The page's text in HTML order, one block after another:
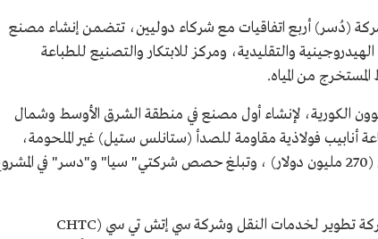
هـ/29 مارس 2022م، وقعت شركة (دُسر) أربع اتفاقيات مع شركاء دوليين، تتضمن إنشاء مصنع
والتقليدية، ومركز للابتكار والتصنيع للطباعة
من المياه.
الكورية، لإنشاء أول مصنع في منطقة الشرق الأوسط وشمال
أنابيب فولاذية مقاومة للصدأ (ستانلس ستيل) غير الملحومة،
ويقدّر حجم الاستثمار الإجمالي للمشروع مليار ريال (270 مليون دولار) ، وتبلغ حصص شركتي" سيا" و"دسر" في
الاتفاقية الثانية تم توقيعها بالشراكة مع كل من شركة تطوير لخدمات النقل وشركة سي إتش تي سي (CHTC